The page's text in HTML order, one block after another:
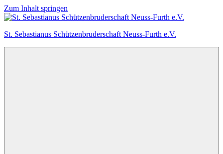
Zum Inhalt springen
St. Sebastianus Schützenbruderschaft Neuss-Furth e.V.